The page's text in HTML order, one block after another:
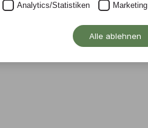
Analytics/Statistiken Marketing
Alle ablehnen